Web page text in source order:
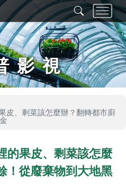
影視
皮、剩菜該怎麼辦？翻轉都市廚
的果皮、剩菜該怎麼
！從廢棄物到大地黑